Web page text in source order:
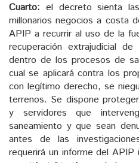
Cuarto: el decreto sienta
millonarios negocios a costa
APIP a recurrir al uso de la
recuperación extrajudicial
dentro de los procesos de
cual se aplicará contra los
con legítimo derecho, se
terrenos. Se dispone
y servidores que
saneamiento y que sean
antes de las
requerirá un informe del APIP